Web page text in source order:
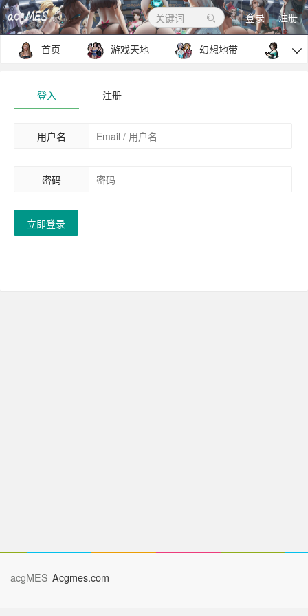
关键词 登录 注册
首页 游戏天地 幻想地带 包

登入 注册
用户名
密码
立即登录
acgMES Acgmes.com